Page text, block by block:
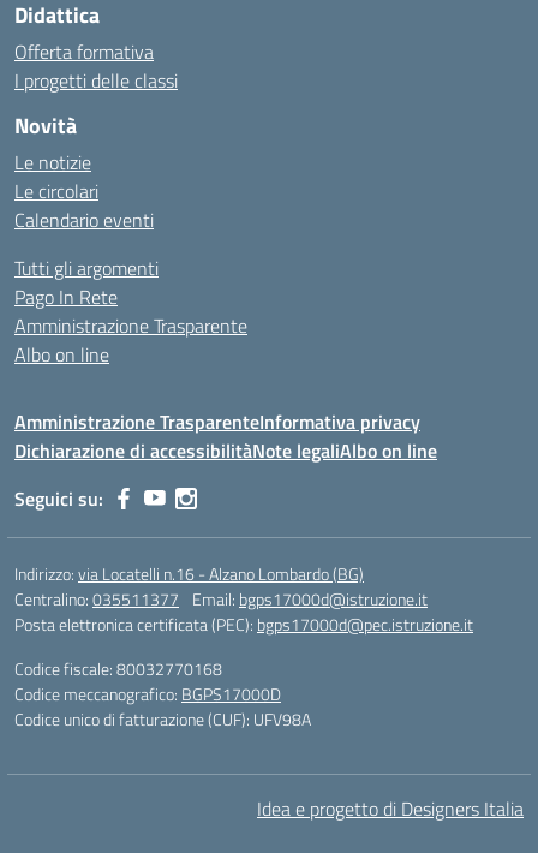
Didattica
Offerta formativa
I progetti delle classi
Novità
Le notizie
Le circolari
Calendario eventi
Tutti gli argomenti
Pago In Rete
Amministrazione Trasparente
Albo on line
Amministrazione TrasparenteInformativa privacy
Dichiarazione di accessibilitàNote legaliAlbo on line
Seguici su:
Indirizzo:via Locatelli n.16 - Alzano Lombardo (BG)
Centralino:035511377 Email: bgps17000d@istruzione.it
Posta elettronica certificata (PEC): bgps17000d@pec.istruzione.it
Codice fiscale: 80032770168
Codice meccanografico: BGPS17000D
Codice unico di fatturazione (CUF): UFV98A
Idea e progetto di Designers Italia